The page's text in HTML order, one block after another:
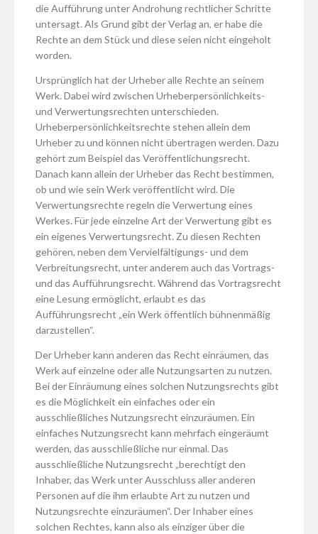
die Aufführung unter Androhung rechtlicher Schritte
untersagt. Als Grund gibt der Verlag an, er habe die
Rechte an dem Stück und diese seien nicht eingeholt
worden.
Ursprünglich hat der Urheber alle Rechte an seinem
Werk. Dabei wird zwischen Urheberpersönlichkeits-
und Verwertungsrechten unterschieden.
Urheberpersönlichkeitsrechte stehen allein dem
Urheber zu und können nicht übertragen werden. Dazu
gehört zum Beispiel das Veröffentlichungsrecht.
Danach kann allein der Urheber das Recht bestimmen,
ob und wie sein Werk veröffentlicht wird. Die
Verwertungsrechte regeln die Verwertung eines
Werkes. Für jede einzelne Art der Verwertung gibt es
ein eigenes Verwertungsrecht. Zu diesen Rechten
gehören, neben dem Vervielfältigungs- und dem
Verbreitungsrecht, unter anderem auch das Vortrags-
und das Aufführungsrecht. Während das Vortragsrecht
eine Lesung ermöglicht, erlaubt es das
Aufführungsrecht „ein Werk öffentlich bühnenmäßig
darzustellen“.
Der Urheber kann anderen das Recht einräumen, das
Werk auf einzelne oder alle Nutzungsarten zu nutzen.
Bei der Einräumung eines solchen Nutzungsrechts gibt
es die Möglichkeit ein einfaches oder ein
ausschließliches Nutzungsrecht einzuräumen. Ein
einfaches Nutzungsrecht kann mehrfach eingeräumt
werden, das ausschließliche nur einmal. Das
ausschließliche Nutzungsrecht „berechtigt den
Inhaber, das Werk unter Ausschluss aller anderen
Personen auf die ihm erlaubte Art zu nutzen und
Nutzungsrechte einzuräumen“. Der Inhaber eines
solchen Rechtes, kann also als einziger über die